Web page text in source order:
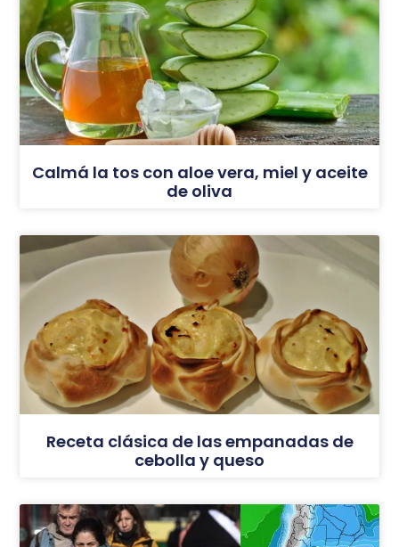
Calmá la tos con aloe vera, miel y aceite
de oliva
Receta clásica de las empanadas de
cebolla y queso